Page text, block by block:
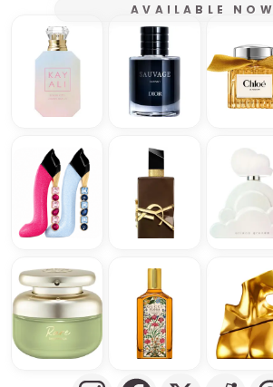
AVAILABLE NOW